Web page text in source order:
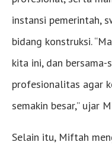
instansi pemerintah,
bidang konstruksi.
kita ini, dan bersama-
profesionalitas agar
semakin besar,” ujar
Selain itu, Miftah